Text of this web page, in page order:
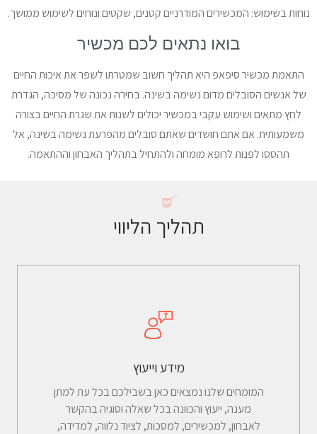
נוחות בשימוש: המכשירים המודרניים קטנים, שקטים ונוחים לשימוש ממושך.
בואו נתאים לכם מכשיר
התאמת מכשיר סיפאפ היא תהליך חשוב שמטרתו לשפר את איכות החיים
של אנשים הסובלים מדום נשימה בשינה. בחירה נכונה של מסיכה, הגדרת
לחץ מתאים ושימוש עקבי במכשיר יכולים לשנות את שגרת החיים בצורה
משמעותית. אם אתם חושדים שאתם סובלים מהפרעת נשימה בשינה, אל
תהססו לפנות לרופא מומחה ולהתחיל בתהליך האבחון וההתאמה.
תהליך הליווי
מידע וייעוץ
המומחים שלנו נמצאים כאן בשבילכם בכל עת למתן
מענה, ייעוץ והכוונה בכל שאלה וסוגיה בהקשר
לאבחון, למכשירים, למסכות, לציוד נלווה, למדידה,